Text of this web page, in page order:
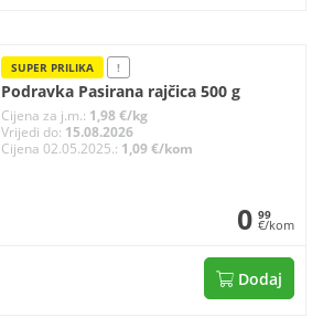
SUPER PRILIKA !
Podravka Pasirana rajčica 500 g
Cijena za j.m.: 1,98 €/kg
Vrijedi do: 15.08.2026
Cijena 02.05.2025.: 1,09 €/kom
0 99
€/kom
Dodaj